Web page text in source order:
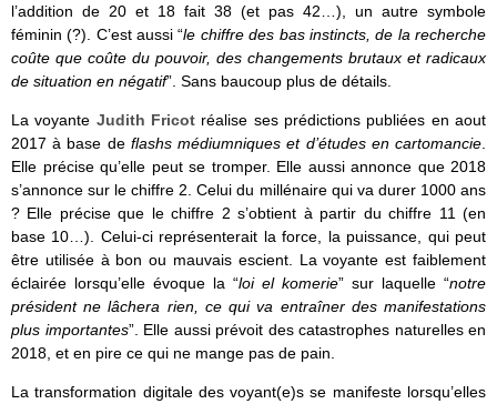
l’addition de 20 et 18 fait 38 (et pas 42…), un autre symbole
féminin (?). C’est aussi “le chiffre des bas instincts, de la recherche
coûte que coûte du pouvoir, des changements brutaux et radicaux
de situation en négatif”. Sans baucoup plus de détails.
La voyante Judith Fricot réalise ses prédictions publiées en aout
2017 à base de flashs médiumniques et d’études en cartomancie
Elle précise qu’elle peut se tromper. Elle aussi annonce que 2018
s’annonce sur le chiffre 2. Celui du millénaire qui va durer 1000 ans
? Elle précise que le chiffre 2 s’obtient à partir du chiffre 11 (en
base 10…). Celui-ci représenterait la force, la puissance, qui peut
être utilisée à bon ou mauvais escient. La voyante est faiblement
éclairée lorsqu’elle évoque la “loi el komerie” sur laquelle “notre
président ne lâchera rien, ce qui va entraîner des manifestations
plus importantes”. Elle aussi prévoit des catastrophes naturelles en
2018, et en pire ce qui ne mange pas de pain.
La transformation digitale des voyant(e)s se manifeste lorsqu’elles